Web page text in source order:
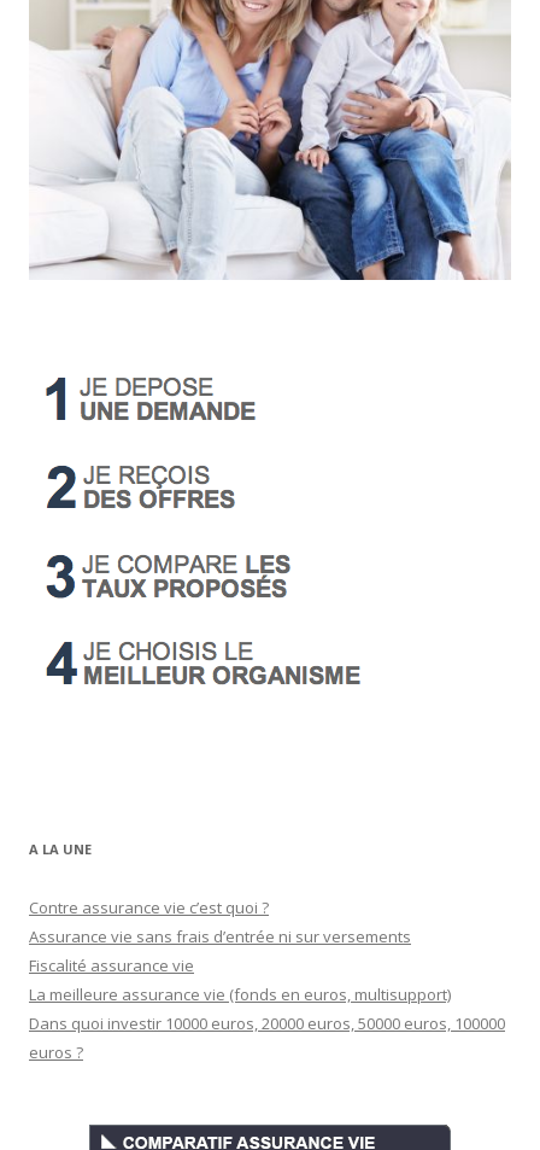
A LA UNE
Contre assurance vie c’est quoi ?
Assurance vie sans frais d’entrée ni sur versements
Fiscalité assurance vie
La meilleure assurance vie (fonds en euros, multisupport)
Dans quoi investir 10000 euros, 20000 euros, 50000 euros, 100000
euros ?